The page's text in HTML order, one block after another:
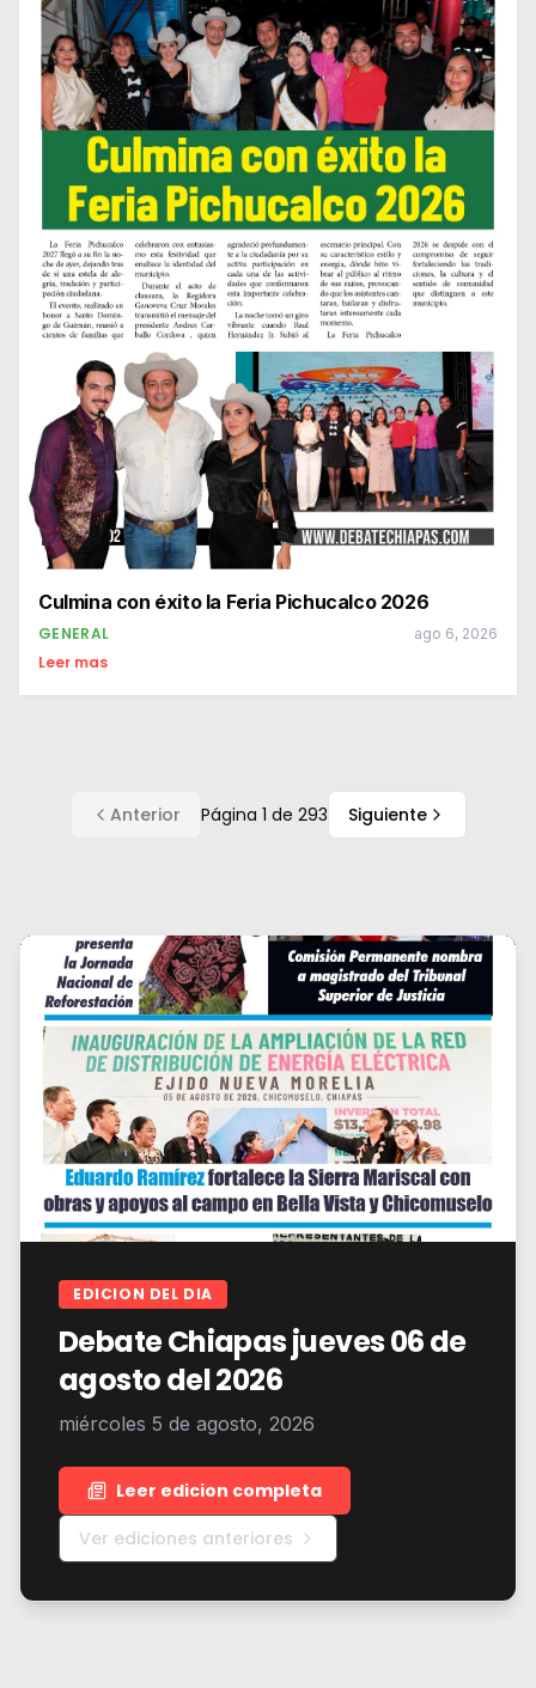
Culmina con éxito la Feria Pichucalco 2026
GENERAL ago 6, 2026
Leer mas
Anterior Página 1 de 293 Siguiente
EDICION DEL DIA
Debate Chiapas jueves 06 de
agosto del 2026
miércoles 5 de agosto, 2026
Leer edicion completa
Ver ediciones anteriores